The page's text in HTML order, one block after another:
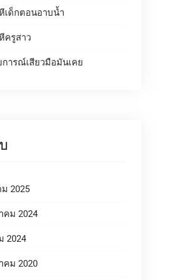
เด็กตอนอาบน้ำ
ครูสาว
ารณ์เสียวมือมันเคย
2025
คม 2024
2024
คม 2020